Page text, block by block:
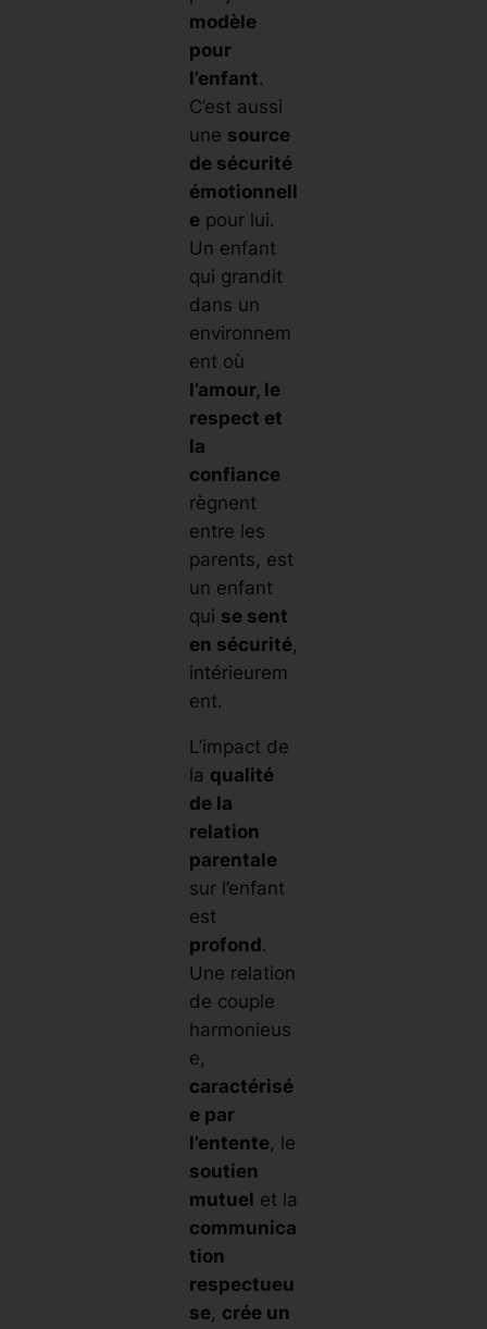
modèle
pour
l’enfant.
C’est aussi
une source
de sécurité
émotionnell
epour lui.
Un enfant
qui grandit
dans un
environnem
ent où
l’amour, le
respect et
la
confiance
règnent
entre les
parents, est
un enfant
qui se sent
en sécurité,
intérieurem
ent.
L’impact de
la qualité
de la
relation
parentale
sur l’enfant
est
profond.
Une relation
de couple
harmonieus
e,
caractérisé
e par
l’entente, le
soutien
mutuel et la
communica
tion
respectueu
se, crée un